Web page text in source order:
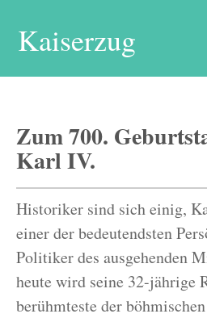
Kaiserzug
Zum 700.
Karl IV.
Historiker sind sich einig,
einer der bedeutendsten
Politiker des ausgehenden
heute wird seine 32-jährige
berühmteste der